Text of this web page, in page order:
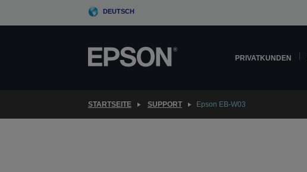
DEUTSCH
PRIVATKUNDEN
STARTSEITE SUPPORT Epson EB-W03